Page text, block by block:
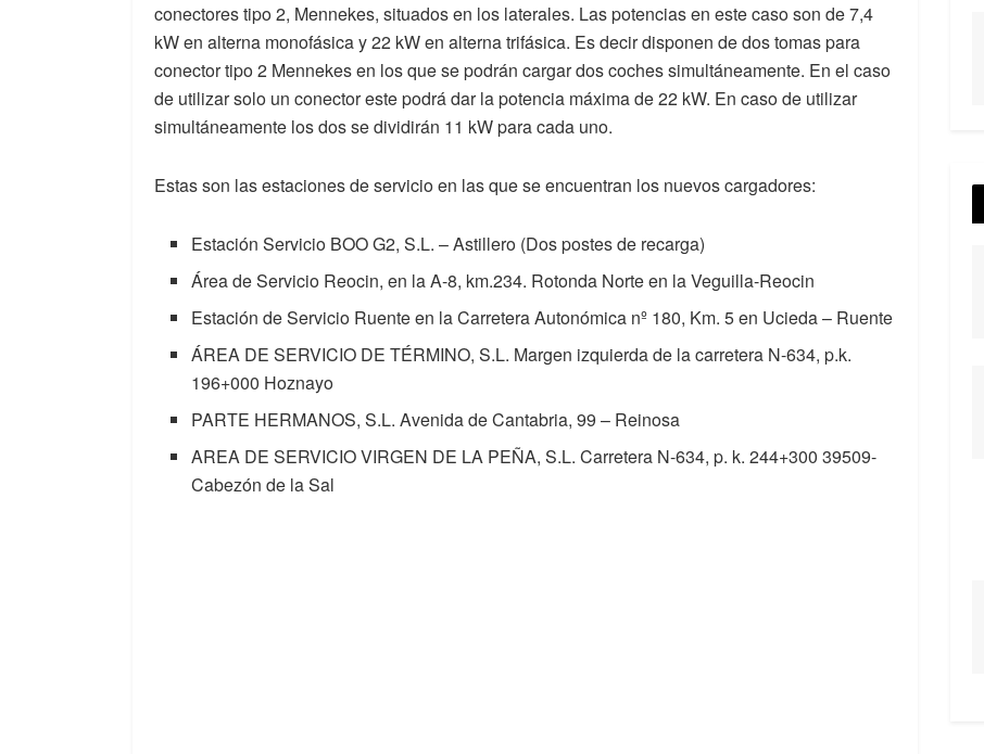
conectores tipo 2, Mennekes, situados en los laterales. Las potencias en este caso son de 7,4
kW en alterna monofásica y 22 kW en alterna trifásica. Es decir disponen de dos tomas para
conector tipo 2 Mennekes en los que se podrán cargar dos coches simultáneamente. En el caso
de utilizar solo un conector este podrá dar la potencia máxima de 22 kW. En caso de utilizar
simultáneamente los dos se dividirán 11 kW para cada uno.
Estas son las estaciones de servicio en las que se encuentran los nuevos cargadores:
Estación Servicio BOO G2, S.L. – Astillero (Dos postes de recarga)
Área de Servicio Reocin, en la A-8, km.234. Rotonda Norte en la Veguilla-Reocin
Estación de Servicio Ruente en la Carretera Autonómica nº 180, Km. 5 en Ucieda – Ruente
ÁREA DE SERVICIO DE TÉRMINO, S.L. Margen izquierda de la carretera N-634, p.k.
196+000 Hoznayo
PARTE HERMANOS, S.L. Avenida de Cantabria, 99 – Reinosa
AREA DE SERVICIO VIRGEN DE LA PEÑA, S.L. Carretera N-634, p. k. 244+300 39509-
Cabezón de la Sal